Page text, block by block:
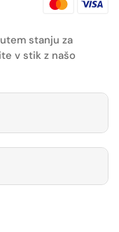
stanju za
v stik z našo